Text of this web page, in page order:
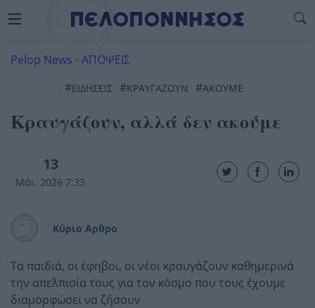
Pelop News -ΑΠΟΨΕΙΣ
#ΕΙΔΗΣΕΙΣ #ΚΡΑΥΓΆΖΟΥΝ #ΑΚΟΥΜΕ
Κραυγάζουν, αλλά δεν ακούμε
13
Μάι. 2026 7:33
Κύριο Αρθρο
Τα παιδιά, οι έφηβοι, οι νέοι κραυγάζουν καθημερινά
την απελπισία τους για τον κόσμο που τους έχουμε
διαμορφώσει να ζήσουν